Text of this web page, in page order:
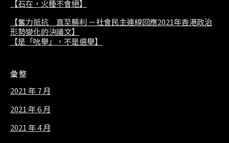
【石在，火種不會絕】
【奮力抵抗 直至勝利 －社會民主連線回應2021年香港政治
形勢變化的決議文】
【是「吮舉」，不是選舉】
彙整
2021 年 7 月
2021 年 6 月
2021 年 4 月